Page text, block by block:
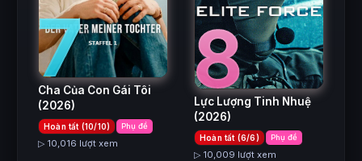
7
Cha Của Con Gái Tôi
(2026)
Hoàn tất (10/10) Phụ đề
▷ 10,016 lượt xem
8
Lực Lượng Tinh Nhuệ
(2026)
Hoàn tất (6/6) Phụ đề
▷ 10,009 lượt xem